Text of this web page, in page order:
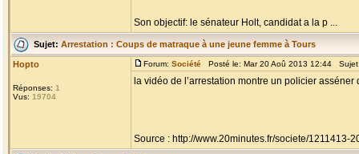
Son objectif: le sénateur Holt, candidat a la p ...
Sujet: Arrestation : Coups de matraque à une jeune femme à Tours
Hopto
Réponses: 1
Vus: 19704
Forum: Société Posté le: Mar 20 Aoû 2013 12:44
la vidéo de l’arrestation montre un policier
Source : http://www.20minutes.fr/societe/